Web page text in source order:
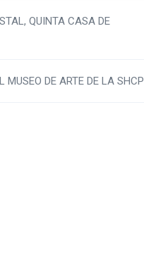
QUINTA CASA DE
MUSEO DE ARTE DE LA SHCP